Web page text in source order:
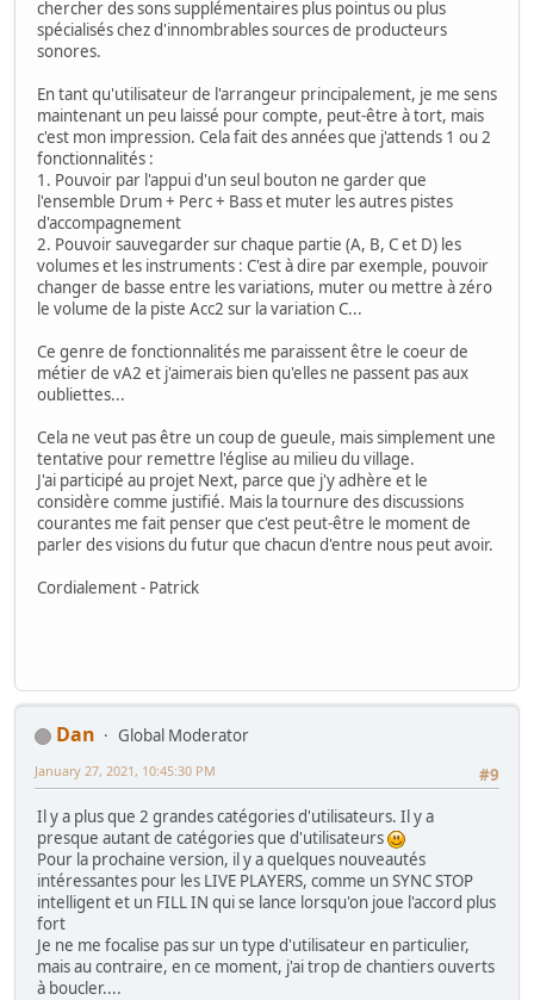
chercher des sons supplémentaires plus pointus ou plus
spécialisés chez d'innombrables sources de producteurs
sonores.
En tant qu'utilisateur de l'arrangeur principalement, je me sens
maintenant un peu laissé pour compte, peut-être à tort, mais
c'est mon impression. Cela fait des années que j'attends 1 ou 2
fonctionnalités :
1. Pouvoir par l'appui d'un seul bouton ne garder que
l'ensemble Drum + Perc + Bass et muter les autres pistes
d'accompagnement
2. Pouvoir sauvegarder sur chaque partie (A, B, C et D) les
volumes et les instruments : C'est à dire par exemple, pouvoir
changer de basse entre les variations, muter ou mettre à zéro
le volume de la piste Acc2 sur la variation C...
Ce genre de fonctionnalités me paraissent être le coeur de
métier de vA2 et j'aimerais bien qu'elles ne passent pas aux
oubliettes...
Cela ne veut pas être un coup de gueule, mais simplement une
tentative pour remettre l'église au milieu du village.
J'ai participé au projet Next, parce que j'y adhère et le
considère comme justifié. Mais la tournure des discussions
courantes me fait penser que c'est peut-être le moment de
parler des visions du futur que chacun d'entre nous peut avoir.
Cordialement - Patrick
Dan
Global Moderator
#9
January 27, 2021, 10:45:30 PM
Il y a plus que 2 grandes catégories d'utilisateurs. Il y a
presque autant de catégories que d'utilisateurs
Pour la prochaine version, il y a quelques nouveautés
intéressantes pour les LIVE PLAYERS, comme un SYNC STOP
intelligent et un FILL IN qui se lance lorsqu'on joue l'accord plus
fort
Je ne me focalise pas sur un type d'utilisateur en particulier,
mais au contraire, en ce moment, j'ai trop de chantiers ouverts
à boucler....